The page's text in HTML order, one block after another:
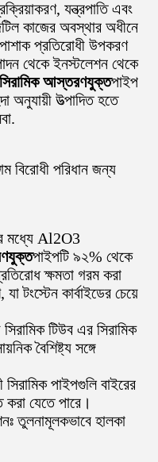
যন্ত্রপাতি এবং
কাজের অবস্থার অধীনে
প্রতিরোধী উপকরণ
থেকে ইনস্টলেশন থেকে
সিরামিক আস্তরণযুক্তপাইপ
অনুযায়ী উত্পাদিত হতে
বিরোধী পরিধান জন্য
মধ্যে Al2O3
পাইপটি ৯২% থেকে
ক্ষমতা গরম করা
টংস্টেন কার্বাইডের চেয়ে
টিউব এর সিরামিক
বৈশিষ্ট্য সঙ্গে
পাইপগুলি বাইরের
যেতে পারে।
তুলনামূলকভাবে হালকা